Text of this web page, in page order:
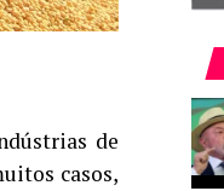
de
casos,